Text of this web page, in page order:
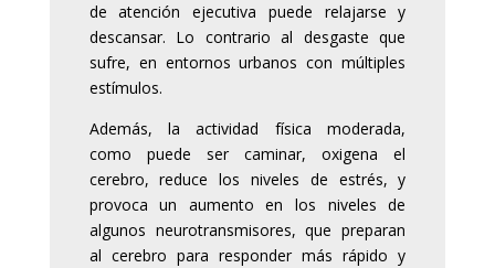
de atención ejecutiva puede relajarse y
descansar. Lo contrario al desgaste que
sufre, en entornos urbanos con múltiples
estímulos.
Además, la actividad física moderada,
como puede ser caminar, oxigena el
cerebro, reduce los niveles de estrés, y
provoca un aumento en los niveles de
algunos neurotransmisores, que preparan
al cerebro para responder más rápido y